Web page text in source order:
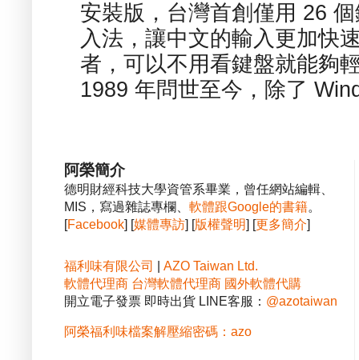
安裝版，台灣首創僅用 26
入法，讓中文的輸入更加快
者，可以不用看鍵盤就能夠
1989 年問世至今，除了
阿榮簡介
德明財經科技大學資管系畢業，曾任網站編輯、
MIS，寫過雜誌專欄、 軟體跟Google的書籍。
[Facebook] [媒體專訪] [版權聲明] [更多簡介]
福利味有限公司
AZO Taiwan Ltd.
軟體代理商 台灣軟體代理商 國外軟體代購
開立電子發票 即時出貨 LINE客服： @azotaiwan
阿榮福利味檔案解壓縮密碼：azo